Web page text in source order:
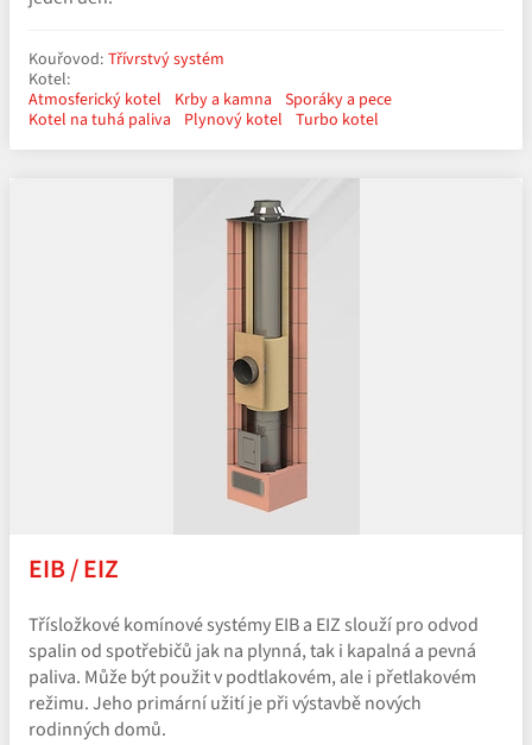
Kouřovod: Třívrstvý systém
Kotel:
Atmosferický kotel
Krby a kamna Sporáky a pece
Kotel na tuhá paliva
Plynový kotel Turbo kotel
EIB / EIZ
Třísložkové komínové systémy EIB a EIZ slouží pro odvod
spalin od spotřebičů jak na plynná, tak i kapalná a pevná
paliva. Může být použit v podtlakovém, ale i přetlakovém
režimu. Jeho primární užití je při výstavbě nových
rodinných domů.